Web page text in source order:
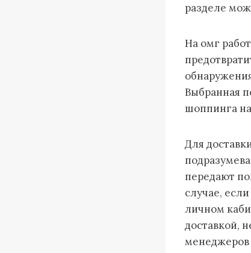
разделе
На омг
Выбранная
шоппинга
Для
передают
случае,
личном
доставкой,
менеджеров